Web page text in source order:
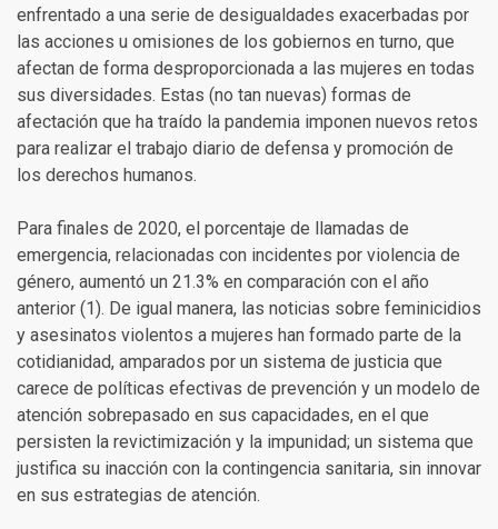
enfrentado a una serie de desigualdades exacerbadas por
las acciones u omisiones de los gobiernos en turno, que
afectan de forma desproporcionada a las mujeres en todas
sus diversidades. Estas (no tan nuevas) formas de
afectación que ha traído la pandemia imponen nuevos retos
para realizar el trabajo diario de defensa y promoción de
los derechos humanos.
Para finales de 2020, el porcentaje de llamadas de
emergencia, relacionadas con incidentes por violencia de
género, aumentó un 21.3% en comparación con el año
anterior (1). De igual manera, las noticias sobre feminicidios
y asesinatos violentos a mujeres han formado parte de la
cotidianidad, amparados por un sistema de justicia que
carece de políticas efectivas de prevención y un modelo de
atención sobrepasado en sus capacidades, en el que
persisten la revictimización y la impunidad; un sistema que
justifica su inacción con la contingencia sanitaria, sin innovar
en sus estrategias de atención.